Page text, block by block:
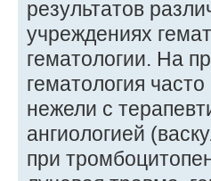
результатов
учреждениях
гематологии. На
гематология
нежели с
ангиологией
при